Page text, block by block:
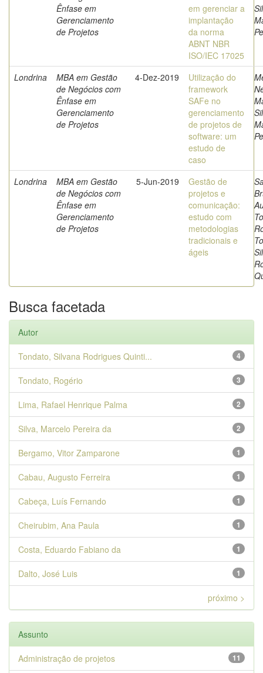
Ênfase em
Gerenciamento
de Projetos
em gerenciar a
implantação
da norma
ABNT NBR
ISO/IEC 17025
Londrina
MBA em Gestão
de Negócios com
Ênfase em
Gerenciamento
de Projetos
4-Dez-2019
Utilização do
framework
SAFe no
gerenciamento
de projetos de
software: um
estudo de
caso
Londrina
MBA em Gestão
de Negócios com
Ênfase em
Gerenciamento
de Projetos
5-Jun-2019
Gestão de
projetos e
comunicação:
estudo com
metodologias
tradicionais e
ágeis
Busca facetada
Autor
4
Tondato, Silvana Rodrigues Quinti...
3
Tondato, Rogério
2
Lima, Rafael Henrique Palma
2
Silva, Marcelo Pereira da
1
Bergamo, Vitor Zamparone
1
Cabau, Augusto Ferreira
1
Cabeça, Luís Fernando
1
Cheirubim, Ana Paula
1
Costa, Eduardo Fabiano da
1
Dalto, José Luis
próximo >
Assunto
11
Administração de projetos